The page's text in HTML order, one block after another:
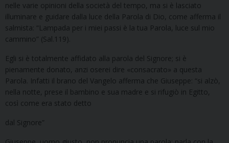
nelle varie opinioni della società del tempo, ma si è lasciato
illuminare e guidare dalla luce della Parola di Dio, come afferma il
salmista: “Lampada per i miei passi è la tua Parola, luce sul mio
cammino” (Sal.119).
Egli si è totalmente affidato alla parola del Signore; si è
pienamente donato, anzi oserei dire «consacrato» a questa
Parola. Infatti il brano del Vangelo afferma che Giuseppe: “si alzò,
nella notte, prese il bambino e sua madre e si rifugiò in Egitto,
così come era stato detto
dal Signore”